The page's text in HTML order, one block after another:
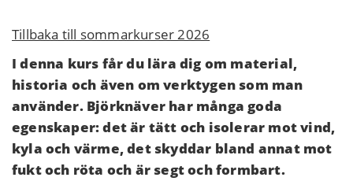
Tillbaka till sommarkurser 2026
I denna kurs får du lära dig om material,
historia och även om verktygen som man
använder. Björknäver har många goda
egenskaper: det är tätt och isolerar mot vind,
kyla och värme, det skyddar bland annat mot
fukt och röta och är segt och formbart.